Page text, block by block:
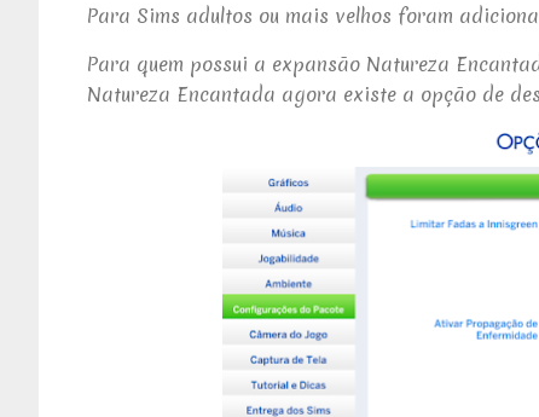
Para Sims adultos ou mais velhos foram
Para quem possui a expansão Natureza
Natureza Encantada agora existe a opção de